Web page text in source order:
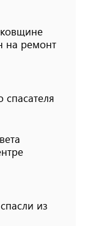
на ремонт
из